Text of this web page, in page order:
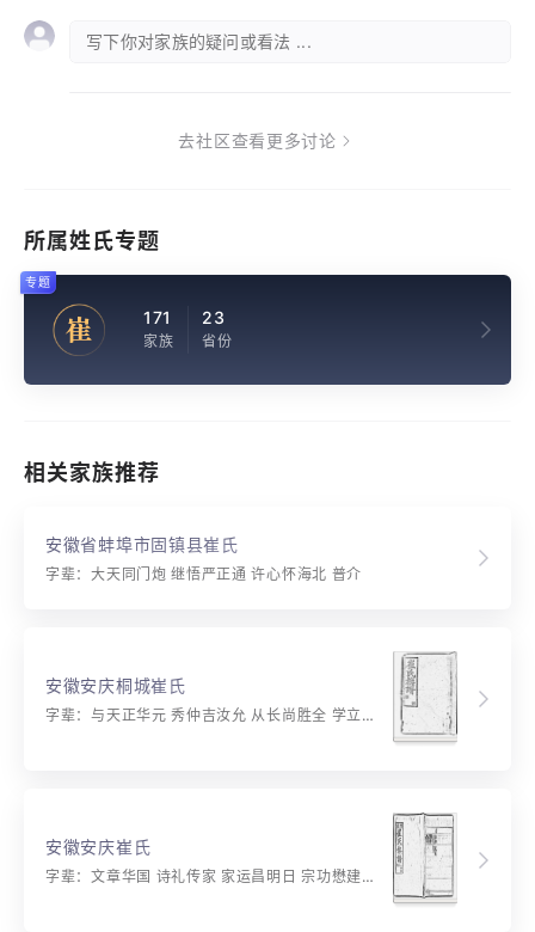
写下你对家族的疑问或看法 ...
去社区查看更多讨论
所属姓氏专题
崔 171
家族
23
省份
专题
相关家族推荐
安徽省蚌埠市固镇县崔氏
字辈：大天同门炮 继悟严正通 许心怀海北 普介
安徽安庆桐城崔氏
字辈：与天正华元 秀仲吉汝允 从长尚胜全 学立文可锦 启家尊达道 用世显忠良 继述光宗祖 诒谋在义方 存仁滋厚福 作善致祯祥 先泽思同绍 诗书庆绪昌
安徽安庆崔氏
字辈：文章华国 诗礼传家 家运昌明日 宗功懋建时 书香承骏业 显爵集鸿禧 及第昭新策 联科振采仪 芳声金玉远 世泽万年辉